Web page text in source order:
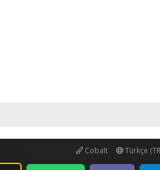
Cobalt Türkçe